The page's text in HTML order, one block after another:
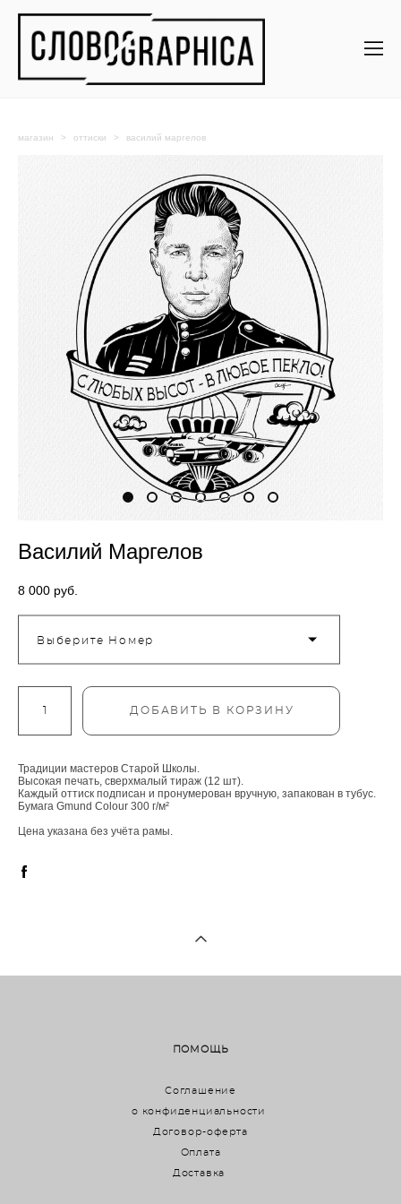
магазин > оттиски > василий маргелов
Василий Маргелов
8 000 pуб.
Выберите Номер
ДОБАВИТЬ В КОРЗИНУ
Традиции мастеров Старой Школы.
Высокая печать, сверхмалый тираж (12 шт).
Каждый оттиск подписан и пронумерован вручную, запакован в тубус.
Бумага Gmund Colour 300 г/м²
Цена указана без учёта рамы.
ПОМОЩЬ
Соглашение
о конфиденциальности
Договор-оферта
Оплата
Доставка